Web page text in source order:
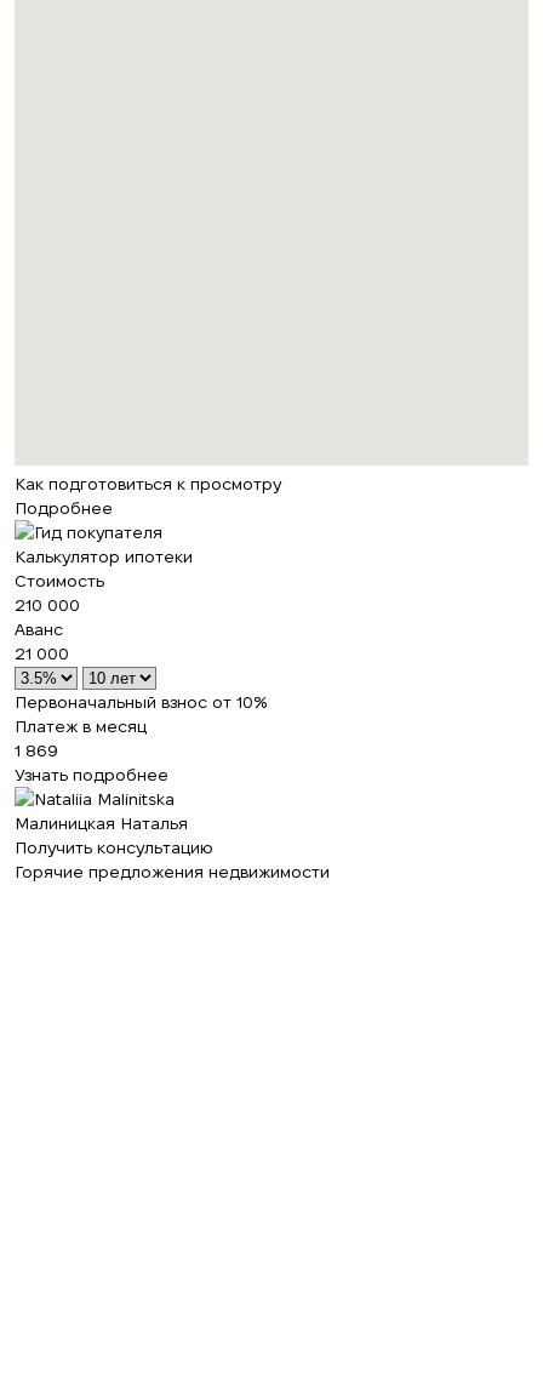
Как подготовиться к просмотру
Подробнее
Калькулятор ипотеки
Стоимость
210 000
Аванс
21 000
Первоначальный взнос от 10%
Платеж в месяц
1 869
Узнать подробнее
Малиницкая Наталья
Получить консультацию
Горячие предложения недвижимости